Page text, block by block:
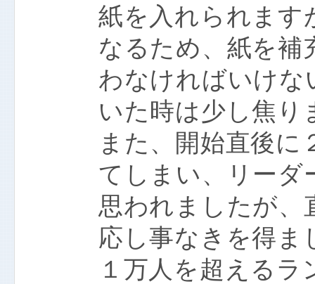
紙を入れられます
なるため、紙を補
わなければいけな
いた時は少し焦り
また、開始直後
てしまい、リーダ
思われましたが、
応し事なきを得ま
１万人を超える